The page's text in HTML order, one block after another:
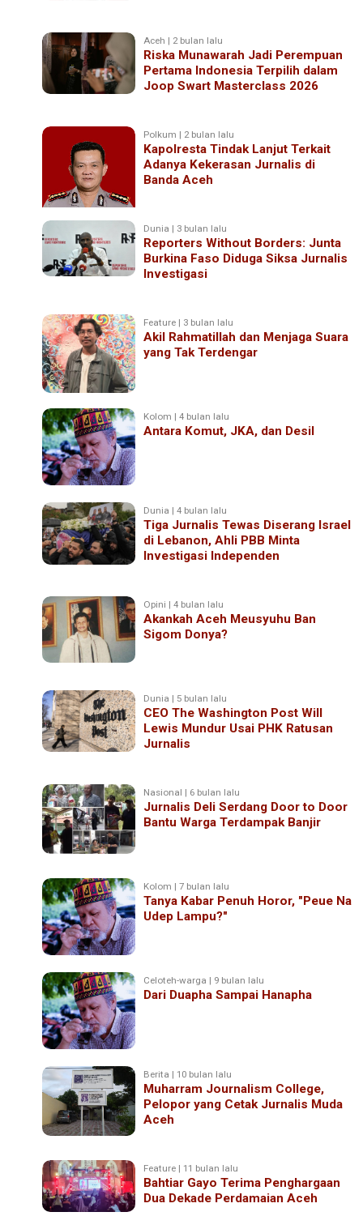
Aceh | 2 bulan lalu
Riska Munawarah Jadi Perempuan
Pertama Indonesia Terpilih dalam
Joop Swart Masterclass 2026
Polkum | 2 bulan lalu
Kapolresta Tindak Lanjut Terkait
Adanya Kekerasan Jurnalis di
Banda Aceh
Dunia | 3 bulan lalu
Reporters Without Borders: Junta
Burkina Faso Diduga Siksa Jurnalis
Investigasi
Feature | 3 bulan lalu
Akil Rahmatillah dan Menjaga Suara
yang Tak Terdengar
Kolom | 4 bulan lalu
Antara Komut, JKA, dan Desil
Dunia | 4 bulan lalu
Tiga Jurnalis Tewas Diserang Israel
di Lebanon, Ahli PBB Minta
Investigasi Independen
Opini | 4 bulan lalu
Akankah Aceh Meusyuhu Ban
Sigom Donya?
Dunia | 5 bulan lalu
CEO The Washington Post Will
Lewis Mundur Usai PHK Ratusan
Jurnalis
Nasional | 6 bulan lalu
Jurnalis Deli Serdang Door to Door
Bantu Warga Terdampak Banjir
Kolom | 7 bulan lalu
Tanya Kabar Penuh Horor, "Peue Na
Udep Lampu?"
Celoteh-warga | 9 bulan lalu
Dari Duapha Sampai Hanapha
Berita | 10 bulan lalu
Muharram Journalism College,
Pelopor yang Cetak Jurnalis Muda
Aceh
Feature | 11 bulan lalu
Bahtiar Gayo Terima Penghargaan
Dua Dekade Perdamaian Aceh